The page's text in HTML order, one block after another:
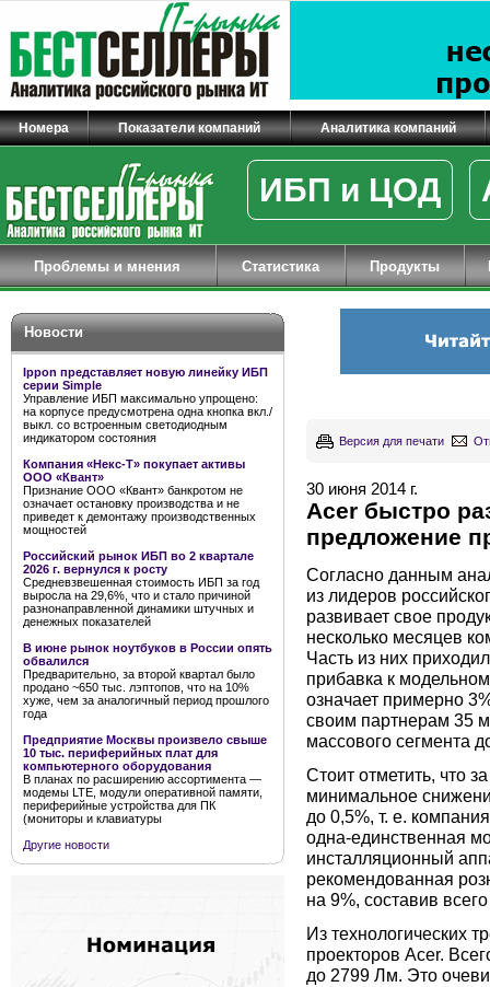
Номера Показатели компаний Аналитика компаний
ИБП и ЦОД
Проблемы и мнения Статистика Продукты
Новости
Ippon представляет новую линейку ИБП
серии Simple
Управление ИБП максимально упрощено:
на корпусе предусмотрена одна кнопка вкл./
выкл. со встроенным светодиодным
индикатором состояния
Компания «Некс-Т» покупает активы
ООО «Квант»
Признание ООО «Квант» банкротом не
означает остановку производства и не
приведет к демонтажу производственных
мощностей
Российский рынок ИБП во 2 квартале
2026 г. вернулся к росту
Средневзвешенная стоимость ИБП за год
выросла на 29,6%, что и стало причиной
разнонаправленной динамики штучных и
денежных показателей
В июне рынок ноутбуков в России опять
обвалился
Предварительно, за второй квартал было
продано ~650 тыс. лэптопов, что на 10%
хуже, чем за аналогичный период прошлого
года
Предприятие Москвы произвело свыше
10 тыс. периферийных плат для
компьютерного оборудования
В планах по расширению ассортимента —
модемы LTE, модули оперативной памяти,
периферийные устройства для ПК
(мониторы и клавиатуры
Другие новости
Версия для печати
30 июня 2014 г.
Acer быстро
предложение
Согласно данным
из лидеров
развивает свое
несколько месяцев
Часть из них
прибавка к
означает примерно
своим партнерам 35
массового сегмента
Стоит отметить, что
минимальное
до 0,5%, т. е.
одна-единственная
инсталляционный
рекомендованная
на 9%, составив
Из технологических
проекторов Acer.
до 2799 Лм. Это